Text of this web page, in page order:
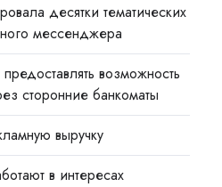
десятки тематических
мессенджера
возможность
сторонние банкоматы
выручку
в интересах